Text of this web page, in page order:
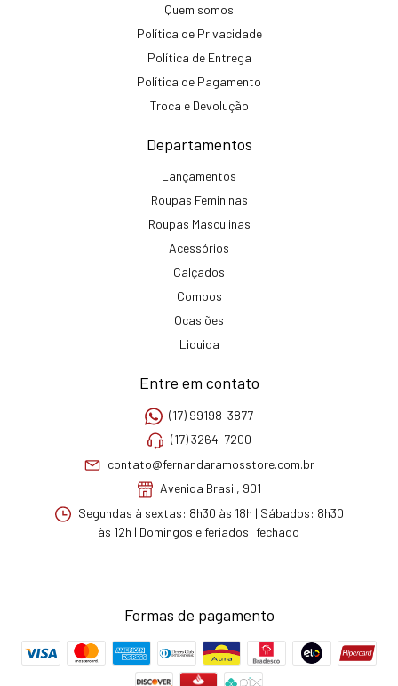
Quem somos
Política de Privacidade
Política de Entrega
Política de Pagamento
Troca e Devolução
Departamentos
Lançamentos
Roupas Femininas
Roupas Masculinas
Acessórios
Calçados
Combos
Ocasiões
Liquida
Entre em contato
(17) 99198-3877
(17) 3264-7200
contato@fernandaramosstore.com.br
Avenida Brasil, 901
Segundas à sextas: 8h30 às 18h | Sábados: 8h30
às 12h | Domingos e feriados: fechado
Formas de pagamento